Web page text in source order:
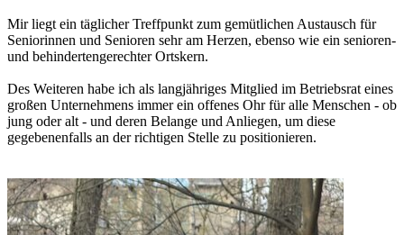
Mir liegt ein täglicher Treffpunkt zum gemütlichen Austausch für
Seniorinnen und Senioren sehr am Herzen, ebenso wie ein senioren-
und behindertengerechter Ortskern.
Des Weiteren habe ich als langjähriges Mitglied im Betriebsrat eines
großen Unternehmens immer ein offenes Ohr für alle Menschen - ob
jung oder alt - und deren Belange und Anliegen, um diese
gegebenenfalls an der richtigen Stelle zu positionieren.